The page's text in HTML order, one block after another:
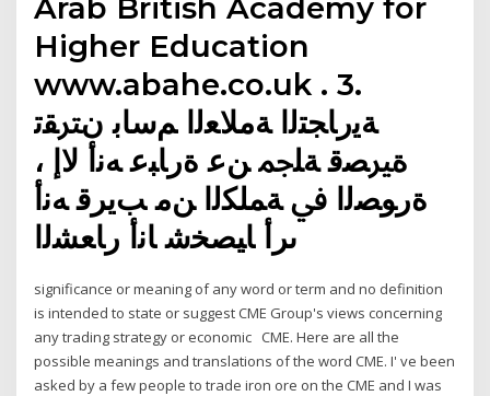
Higher Education
www.abahe.co.uk . 3.
ﺔﻳرﺎﺠﺘﻟا ﺔﻣﻼﻌﻟا ﻢﺳﺎﺑ نﱰﻘﺗ
ةﲑﺼﻗ ﺔﻠﲨ ﻦﻋ ةرﺎﺒﻋ ﻪﻧأ ﻻإ ،
ةرﻮﺼﻟا ﰲ ﺔﻤﻠﻜﻟا ﻦﻣ ﺐﻳﺮﻗ ﻪﻧأ
ىرأ ﺎﻴﺼﺨﺷ ﺎﻧأ رﺎﻌﺸﻟا
significance or meaning of any word or term and no definition
is intended to state or suggest CME Group's views concerning
any trading strategy or economic CME. Here are all the
possible meanings and translations of the word CME. I' ve been
asked by a few people to trade iron ore on the CME and I was